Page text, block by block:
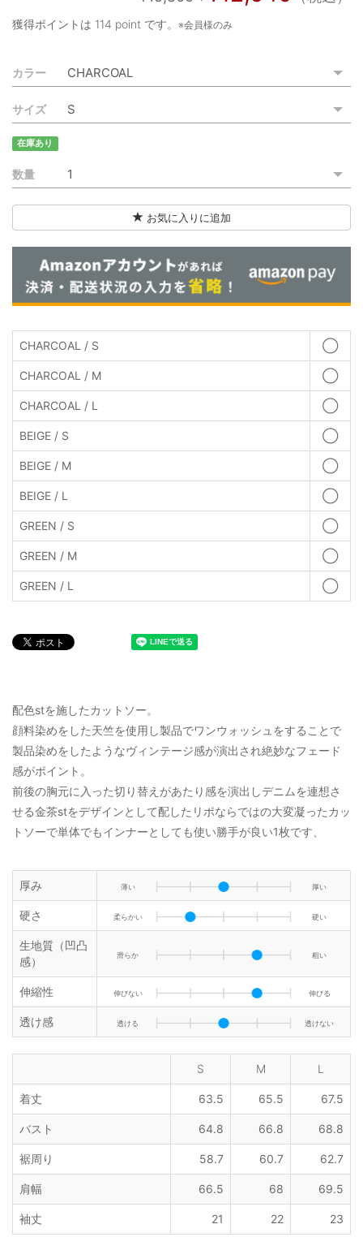
獲得ポイントは 114 point です。 ※会員様のみ
カラー
サイズ
在庫あり
数量
お気に入りに追加
CHARCOAL / S ◯
CHARCOAL / M ◯
CHARCOAL / L ◯
BEIGE / S ◯
BEIGE / M ◯
BEIGE / L ◯
GREEN / S ◯
GREEN / M ◯
GREEN / L ◯
配色stを施したカットソー。
顔料染めをした天竺を使用し製品でワンウォッシュをすることで
製品染めをしたようなヴィンテージ感が演出され絶妙なフェード
感がポイント。
前後の胸元に入った切り替えがあたり感を演出しデニムを連想さ
せる金茶stをデザインとして配したリポならではの大変凝ったカッ
トソーで単体でもインナーとしても使い勝手が良い1枚です、
厚み 薄い 厚い
硬さ 柔らかい 硬い
生地質（凹凸
感）
滑らか 粗い
伸縮性 伸びない 伸びる
透け感 透ける 透けない
S M L
着丈 63.5 65.5 67.5
バスト 64.8 66.8 68.8
裾周り 58.7 60.7 62.7
肩幅 66.5 68 69.5
袖丈 21 22 23